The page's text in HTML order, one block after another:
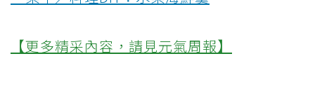
【更多精采內容，請見元氣周報】